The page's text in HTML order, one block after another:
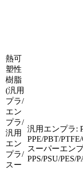
熱可
塑性
樹脂
(汎用
プラ/
エン
プラ/
汎用
エン
プラ/
スー
汎用エンプラ:
PPE/PBT/
スーパーエン
PPS/PSU/PES/